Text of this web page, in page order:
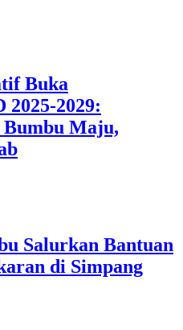
Buka
2025-2029:
Bumbu Maju,
Salurkan Bantuan
di Simpang